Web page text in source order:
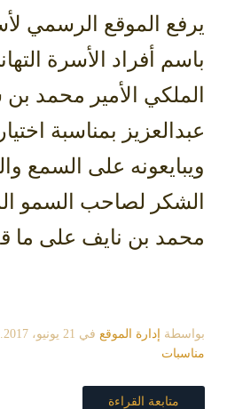
يرفع الموقع الرسمي
باسم أفراد الأسرة
الملكي الأمير محمد
عبدالعزيز بمناسبة
ويبايعونه على السمع
الشكر لصاحب السمو
محمد بن نايف على ما
بواسطة إدارة الموقع في 21 يونيو، 2017
مناسبات
متابعة القراءة